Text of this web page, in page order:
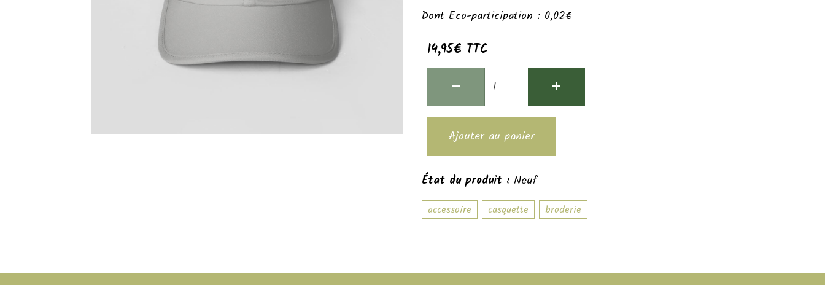
Dont Eco-participation : 0,02€
14,95€ TTC
Ajouter au panier
État du produit : Neuf
accessoire casquette broderie